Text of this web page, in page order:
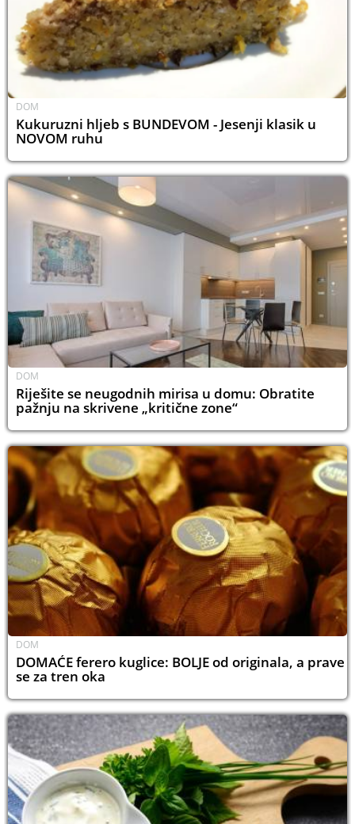
DOM
Kukuruzni hljeb s BUNDEVOM - Jesenji klasik u
NOVOM ruhu
DOM
Riješite se neugodnih mirisa u domu: Obratite
pažnju na skrivene „kritične zone“
DOM
DOMAĆE ferero kuglice: BOLJE od originala, a prave
se za tren oka